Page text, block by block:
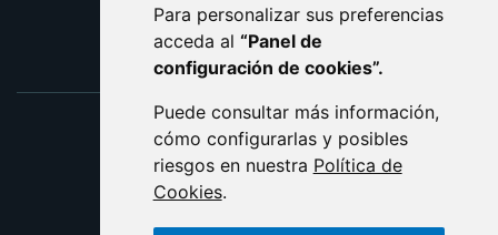
Para personalizar sus preferencias
acceda al “Panel de
configuración de cookies”.
Puede consultar más información,
cómo configurarlas y posibles
riesgos en nuestra Política de
Cookies.